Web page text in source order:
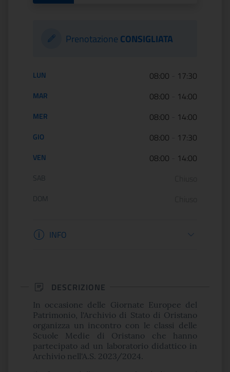
Prenotazione CONSIGLIATA
Orario di apertura:
LUN 08:00 17:30
MAR 08:00 14:00
MER 08:00 14:00
GIO 08:00 17:30
VEN 08:00 14:00
SAB
DOM
Informazioni apertura
INFO
DESCRIZIONE
In occasione delle Giornate Europee del
Patrimonio, l'Archivio di Stato di Oristano
organizza un incontro con le classi delle
Scuole Medie di Oristano che hanno
partecipato ad un laboratorio didattico in
Archivio nell'A.S. 2023/2024.